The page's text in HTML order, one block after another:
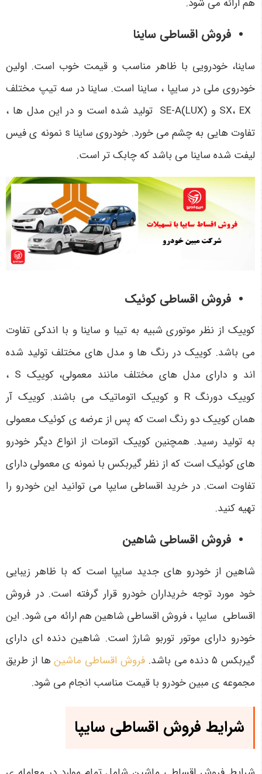
هم ارائه می شود.
فروش اقساطی ساینا
ساینا، خودرویی با ظاهر مناسب و قیمت خوب است. اولین
خودروی ملی در سایپا ، ساینا است. ساینا در سه تیپ مختلف
، EX و SE-A(LUX)
تولید شده است و در این مدل ها ،
تفاوت هایی به چشم می خورد. خودروی ساینا
نمونه ی فیس
لیفت شده ساینا می باشد که چابک تر است.
فروش اقساطی کوئیک
کوییک از نظر موتوری شبیه به تیبا و ساینا و با اندکی تفاوت
می باشد. کوییک در رنگ­ ها و مدل­ های مختلف تولید شده
اند و دارای مدل های مختلف مانند معمولی، کوییک
،
کوییک دورنگR
و کوییک اتوماتیک می باشند. کوییک آر
همان کوییک دو رنگ است که پس از عرضه ی کوئیک معمولی
به تولید رسید. همچنین کوییک اتومات از انواع دیگر خودرو
های کوئیک است که از نظر گیربکس با نمونه ی معمولی دارای
تفاوت است. در خرید اقساطی سایپا می توانید این خودرو را
تهیه کنید.
فروش اقساطی شاهین
شاهین از خودرو های جدید سایپا است که با ظاهر زیبایی
خود مورد توجه خریداران خودرو قرار گرفته است. در فروش
اقساطی سایپا ، فروش اقساطی شاهین هم ارائه می شود. این
خودرو دارای موتور توربو شارژ است. شاهین دنده ای دارای
گیربکس ۵ دنده می باشد.
فروش اقساطی ماشینها از طریق
مجموعه ی مبین خودرو با قیمت مناسب انجام می شود.
شرایط فروش اقساطی سایپا